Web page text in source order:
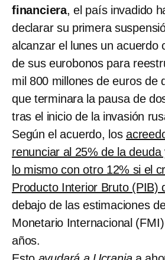
financiera, el país invadido
declarar su primera
alcanzar el lunes un acuerdo
de sus eurobonos para
mil 800 millones de euros de
que terminara la pausa de
tras el inicio de la invasión
Según el acuerdo, los
renunciar al 25% de la
lo mismo con otro 12% si el
Producto Interior Bruto (PIB)
debajo de las estimaciones
Monetario Internacional
años.